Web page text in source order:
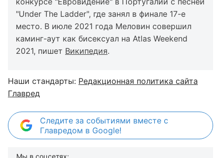
"Under The Ladder", где занял в финале 17-е
место. В июле 2021 года Меловин совершил
каминг-аут как бисексуал на Atlas Weekend
2021, пишет Википедия.
Наши стандарты: Редакционная политика сайта
Главред
Следите за событиями вместе с
Главредом в Google!